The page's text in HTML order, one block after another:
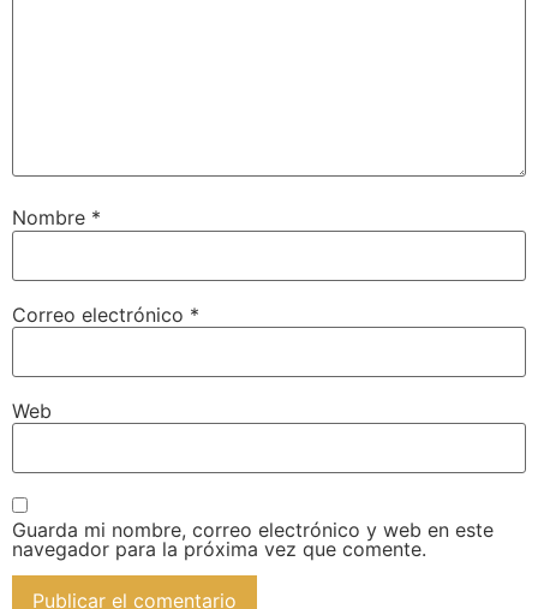
Nombre *
Correo electrónico *
Web
Guarda mi nombre, correo electrónico y web en este
navegador para la próxima vez que comente.